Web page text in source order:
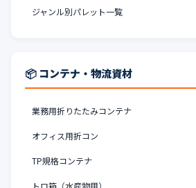
ジャンル別パレット一覧
📦 コンテナ・物流資材
業務用折りたたみコンテナ
オフィス用折コン
TP規格コンテナ
トロ箱（水産物用）